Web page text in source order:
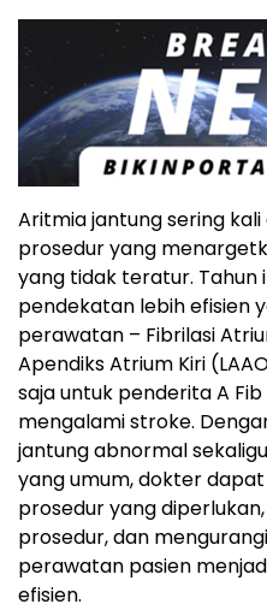
Aritmia jantung sering
prosedur yang
yang tidak teratur. Tahun
pendekatan lebih efisien
perawatan – Fibrilasi
Apendiks Atrium Kiri
saja untuk penderita A
mengalami stroke.
jantung abnormal
yang umum, dokter
prosedur yang
prosedur, dan
perawatan pasien
efisien.